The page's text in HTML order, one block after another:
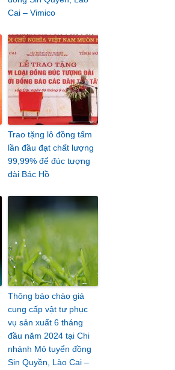
Cai – Vimico
Trao tặng lô đồng tấm
lần đầu đạt chất lượng
99,99% để đúc tượng
đài Bác Hồ
Thông báo chào giá
cung cấp vật tư phục
vụ sản xuất 6 tháng
đầu năm 2024 tại Chi
nhánh Mỏ tuyển đồng
Sin Quyền, Lào Cai –